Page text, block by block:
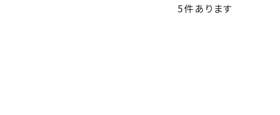
5件あります